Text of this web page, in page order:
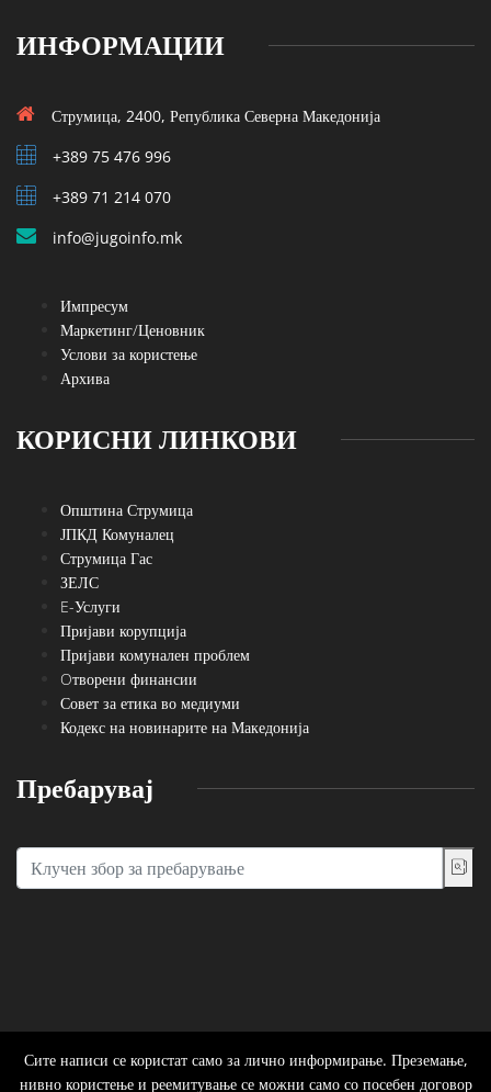
ИНФОРМАЦИИ
Струмица, 2400, Република Северна Македонија
+389 75 476 996
+389 71 214 070
info@jugoinfo.mk
Импресум
Маркетинг/Ценовник
Услови за користење
Архива
КОРИСНИ ЛИНКОВИ
Општина Струмица
ЈПКД Комуналец
Струмица Гас
ЗЕЛС
E-Услуги
Пријави корупција
Пријави комунален проблем
Oтворени финансии
Совет за етика во медиуми
Кодекс на новинарите на Македонија
Пребарувај
Сите написи се користат само за лично информирање. Преземање,
нивно користење и реемитување се можни само со посебен договор